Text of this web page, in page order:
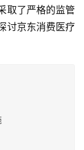
取了严格的监管
讨京东消费医疗